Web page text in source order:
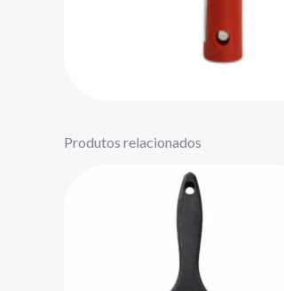
Produtos relacionados